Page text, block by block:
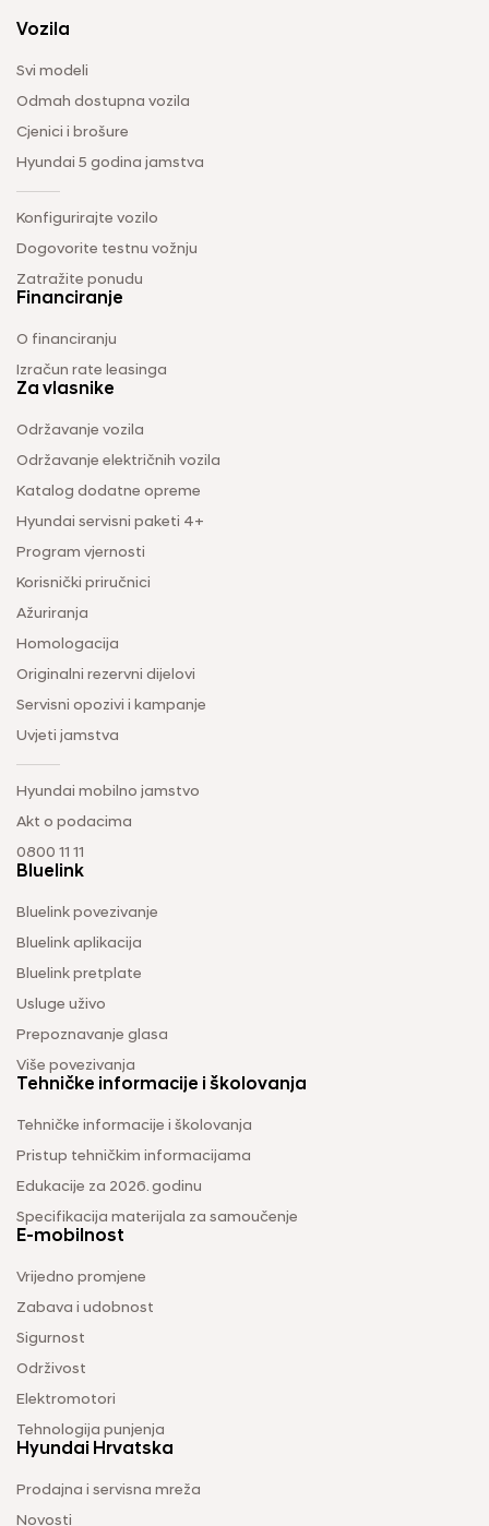
Vozila
Svi modeli
Odmah dostupna vozila
Cjenici i brošure
Hyundai 5 godina jamstva
Konfigurirajte vozilo
Dogovorite testnu vožnju
Zatražite ponudu
Financiranje
O financiranju
Izračun rate leasinga
Za vlasnike
Održavanje vozila
Održavanje električnih vozila
Katalog dodatne opreme
Hyundai servisni paketi 4+
Program vjernosti
Korisnički priručnici
Ažuriranja
Homologacija
Originalni rezervni dijelovi
Servisni opozivi i kampanje
Uvjeti jamstva
Hyundai mobilno jamstvo
Akt o podacima
0800 11 11
Bluelink
Bluelink povezivanje
Bluelink aplikacija
Bluelink pretplate
Usluge uživo
Prepoznavanje glasa
Više povezivanja
Tehničke informacije i školovanja
Tehničke informacije i školovanja
Pristup tehničkim informacijama
Edukacije za 2026. godinu
Specifikacija materijala za samoučenje
E-mobilnost
Vrijedno promjene
Zabava i udobnost
Sigurnost
Održivost
Elektromotori
Tehnologija punjenja
Hyundai Hrvatska
Prodajna i servisna mreža
Novosti